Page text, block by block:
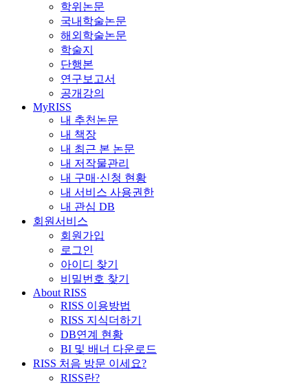
학위논문
국내학술논문
해외학술논문
학술지
단행본
연구보고서
공개강의
MyRISS
내 추천논문
내 책장
내 최근 본 논문
내 저작물관리
내 구매·신청 현황
내 서비스 사용권한
내 관심 DB
회원서비스
회원가입
로그인
아이디 찾기
비밀번호 찾기
About RISS
RISS 이용방법
RISS 지식더하기
DB연계 현황
BI 및 배너 다운로드
RISS 처음 방문 이세요?
RISS란?